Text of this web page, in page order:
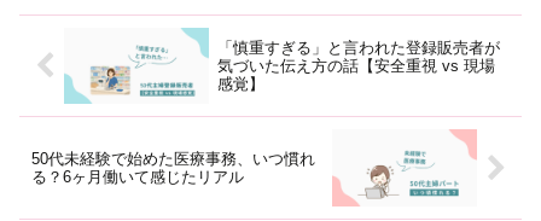
「慎重すぎる」と言われた登録販売者が
気づいた伝え方の話【安全重視 vs 現場
感覚】
50代未経験で始めた医療事務、いつ慣れ
る？6ヶ月働いて感じたリアル